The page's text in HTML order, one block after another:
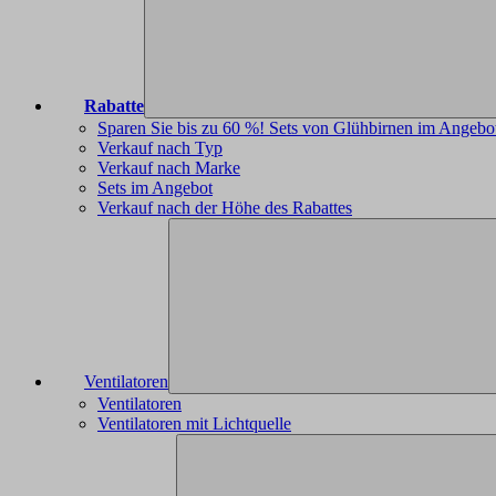
Rabatte
Sparen Sie bis zu 60 %! Sets von Glühbirnen im
Verkauf nach Typ
Verkauf nach Marke
Sets im Angebot
Verkauf nach der Höhe des Rabattes
Ventilatoren
Ventilatoren
Ventilatoren mit Lichtquelle